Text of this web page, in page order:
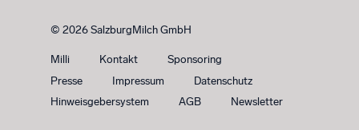
© 2026 SalzburgMilch GmbH
Milli Kontakt
Sponsoring
Presse
Impressum
Datenschutz
Hinweisgebersystem
AGB Newsletter